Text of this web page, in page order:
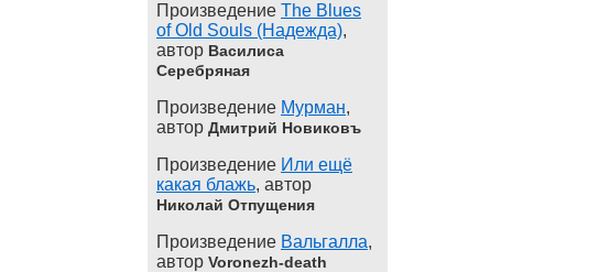
Произведение The Blues
of Old Souls (Надежда),
автор Василиса
Серебряная
Произведение Мурман,
автор Дмитрий Новиковъ
Произведение Или ещё
какая блажь, автор
Николай Отпущения
Произведение Вальгалла,
автор Voronezh-death